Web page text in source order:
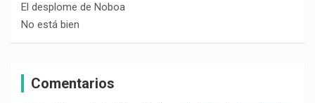
El desplome de Noboa
No está bien
Comentarios